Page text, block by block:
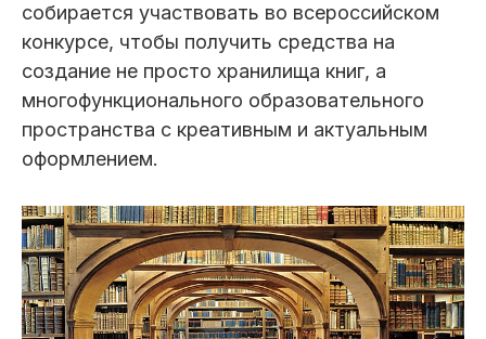
собирается участвовать во всероссийском
конкурсе, чтобы получить средства на
создание не просто хранилища книг, а
многофункционального образовательного
пространства с креативным и актуальным
оформлением.